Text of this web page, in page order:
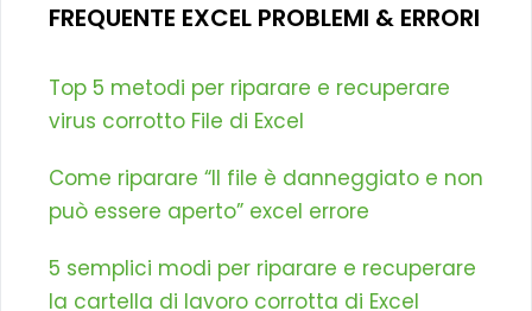
FREQUENTE EXCEL PROBLEMI & ERRORI
Top 5 metodi per riparare e recuperare
virus corrotto File di Excel
Come riparare “Il file è danneggiato e non
può essere aperto” excel errore
5 semplici modi per riparare e recuperare
la cartella di lavoro corrotta di Excel